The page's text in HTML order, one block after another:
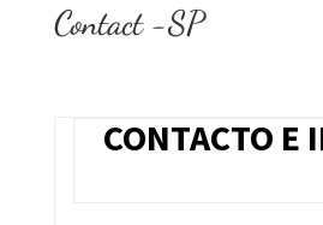
Contact -SP
CONTACTO E